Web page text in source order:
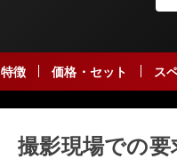
特徴 価格・セット ス
撮影現場での